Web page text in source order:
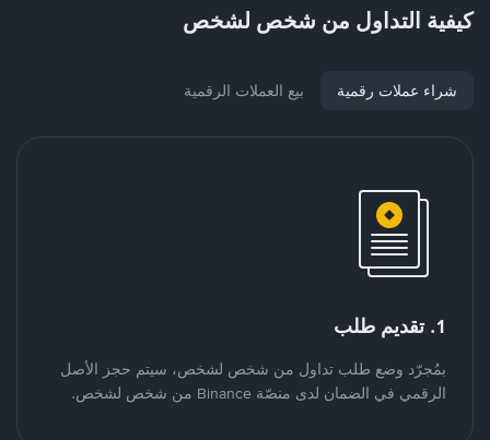
كيفية التداول من شخص لشخص
شراء عملات رقمية بيع العملات الرقمية
1. تقديم طلب
بمُجرّد وضع طلب تداول من شخص لشخص، سيتم حجز الأصل
الرقمي في الضمان لدى منصّة Binance من شخص لشخص.